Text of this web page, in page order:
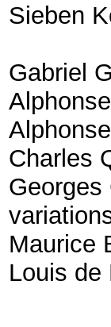
Sieben
Gabriel
Charles
Georges
Maurice
Louis de